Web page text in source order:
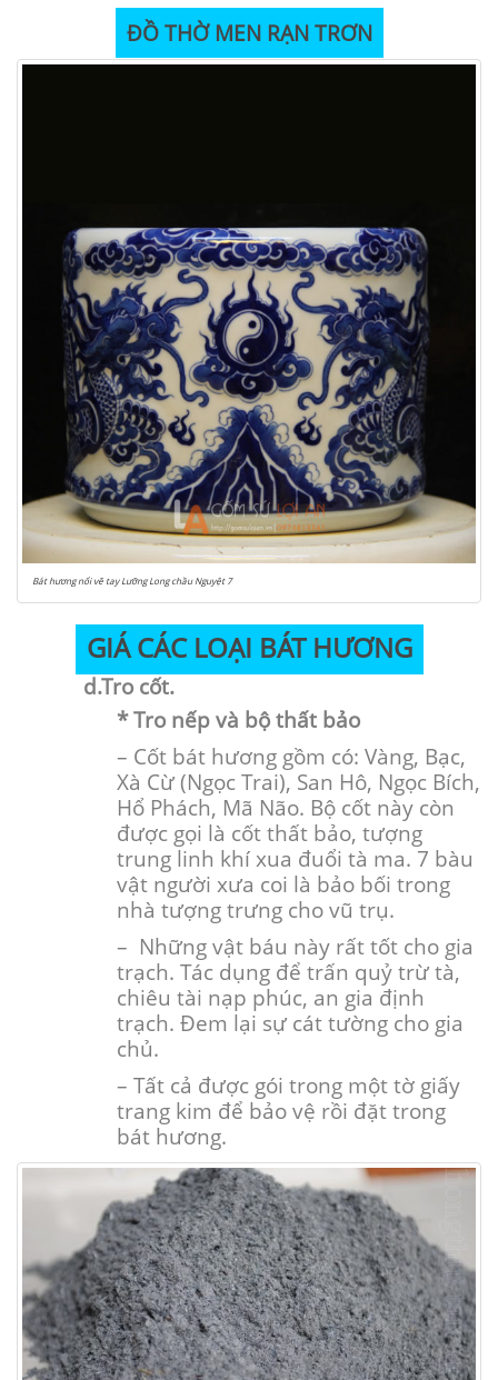
ĐỒ THỜ MEN RẠN TRƠN
Bát hương nổi vẽ tay Lưỡng Long chầu Nguyệt 7
GIÁ CÁC LOẠI BÁT HƯƠNG
d.Tro cốt.
* Tro nếp và bộ thất bảo
– Cốt bát hương gồm có: Vàng, Bạc,
Xà Cừ (Ngọc Trai), San Hô, Ngọc Bích,
Hổ Phách, Mã Não. Bộ cốt này còn
được gọi là cốt thất bảo, tượng
trung linh khí xua đuổi tà ma. 7 bàu
vật người xưa coi là bảo bối trong
nhà tượng trưng cho vũ trụ.
– Những vật báu này rất tốt cho gia
trạch. Tác dụng để trấn quỷ trừ tà,
chiêu tài nạp phúc, an gia định
trạch. Đem lại sự cát tường cho gia
chủ.
– Tất cả được gói trong một tờ giấy
trang kim để bảo vệ rồi đặt trong
bát hương.